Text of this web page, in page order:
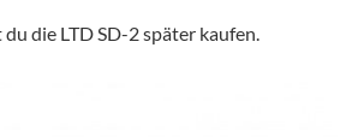
die LTD SD-2 später kaufen.